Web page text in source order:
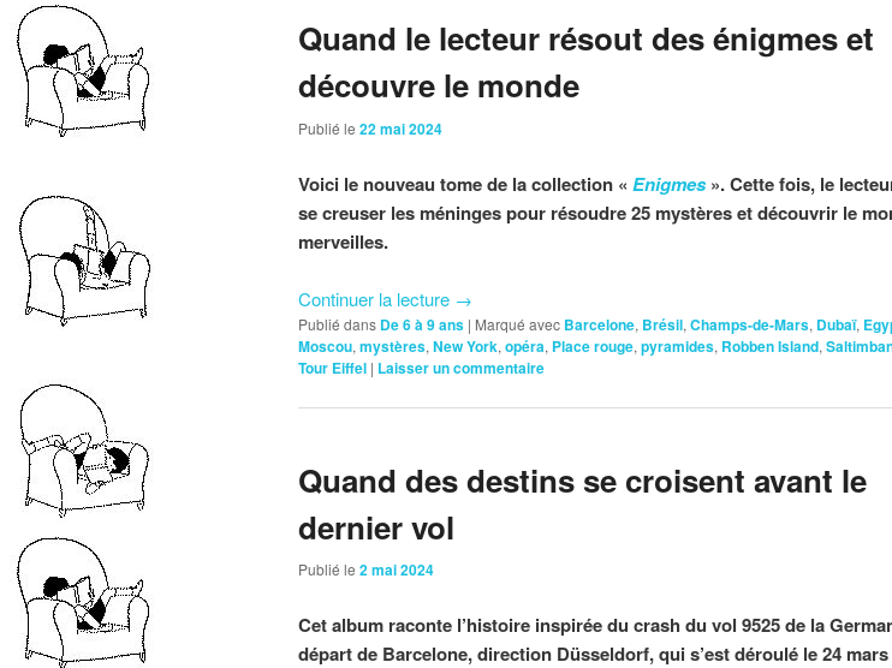
Quand le lecteur résout des énigmes et
découvre le monde
Publié le 22 mai 2024
Voici le nouveau tome de la collection « Enigmes». Cette fois, le
se creuser les méninges pour résoudre 25 mystères et découvrir le
merveilles.
Continuer la lecture →
Publié dans De 6 à 9 ans | Marqué avec Barcelone, Brésil, Champs-de-Mars, Dubaï,
Moscou, mystères, New York, opéra, Place rouge, pyramides, Robben Island,
Tour Eiffel | Laisser un commentaire
Quand des destins se croisent avant le
dernier vol
Publié le 2 mai 2024
Cet album raconte l’histoire inspirée du crash du vol 9525 de la
départ de Barcelone, direction Düsseldorf, qui s’est déroulé le 24 mars